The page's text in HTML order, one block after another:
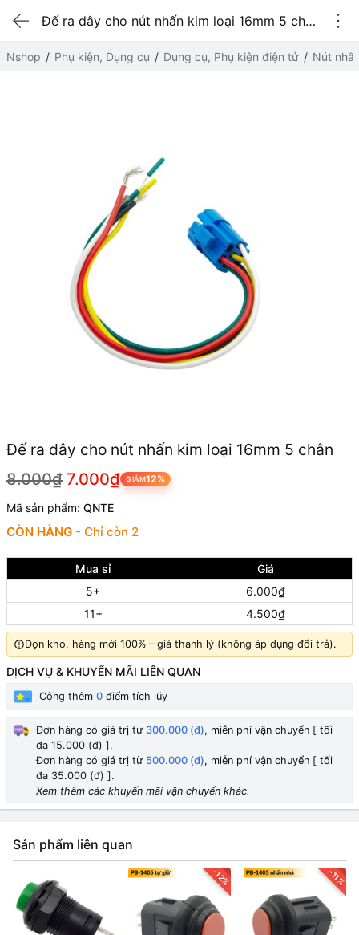
Đế ra dây cho nút nhấn kim loại 16mm 5 chân
Nshop Phụ kiện, Dụng cụ Dụng cụ, Phụ kiện điện tử Nút
Đế ra dây cho nút nhấn kim loại 16mm 5 chân
8.000₫ 7.000₫ GIẢM12%
Mã sản phẩm: QNTE
CÒN HÀNG - Chỉ còn 2
Mua sỉ
Giá
5+
6.000₫
11+
4.500₫
Dọn kho, hàng mới 100% – giá thanh lý (không áp dụng đổi trả).
DỊCH VỤ & KHUYẾN MÃI LIÊN QUAN
Cộng thêm 0 điểm tích lũy
Đơn hàng có giá trị từ 300.000 (đ), miễn phí vận chuyển [ tối
đa 15.000 (đ) ].
Đơn hàng có giá trị từ 500.000 (đ), miễn phí vận chuyển [ tối
đa 35.000 (đ) ].
Xem thêm các khuyến mãi vận chuyển khác.
Sản phẩm liên quan
-12% -11%